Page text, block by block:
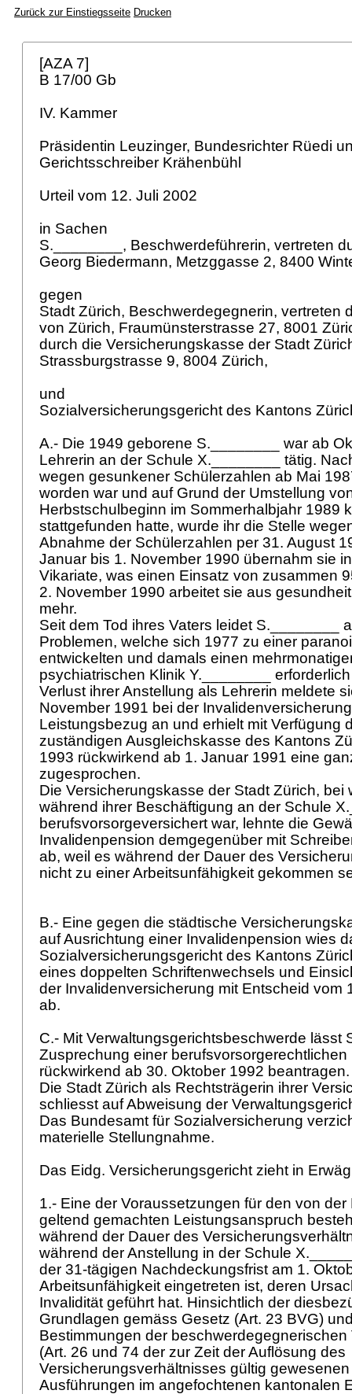
Zurück zur Einstiegsseite Drucken
[AZA 7]
B 17/00 Gb
IV. Kammer
Präsidentin Leuzinger, Bundesrichter Rüedi
Gerichtsschreiber Krähenbühl
Urteil vom 12. Juli 2002
in Sachen
S.________, Beschwerdeführerin, vertreten
Georg Biedermann, Metzggasse 2, 8400
gegen
Stadt Zürich, Beschwerdegegnerin, vertreten
von Zürich, Fraumünsterstrasse 27, 8001
durch die Versicherungskasse der Stadt
Strassburgstrasse 9, 8004 Zürich,
und
Sozialversicherungsgericht des Kantons
A.- Die 1949 geborene S.________ war ab
Lehrerin an der Schule X.________ tätig.
wegen gesunkener Schülerzahlen ab Mai
worden war und auf Grund der Umstellung
Herbstschulbeginn im Sommerhalbjahr 1989
stattgefunden hatte, wurde ihr die Stelle
Abnahme der Schülerzahlen per 31. August
Januar bis 1. November 1990 übernahm sie
Vikariate, was einen Einsatz von zusammen
2. November 1990 arbeitet sie aus
mehr.
Seit dem Tod ihres Vaters leidet S.________
Problemen, welche sich 1977 zu einer
entwickelten und damals einen
psychiatrischen Klinik Y.________
Verlust ihrer Anstellung als Lehrerin meldete
November 1991 bei der
Leistungsbezug an und erhielt mit Verfügung
zuständigen Ausgleichskasse des Kantons
1993 rückwirkend ab 1. Januar 1991 eine
zugesprochen.
Die Versicherungskasse der Stadt Zürich, bei
während ihrer Beschäftigung an der Schule
berufsvorsorgeversichert war, lehnte die
Invalidenpension demgegenüber mit
ab, weil es während der Dauer des
nicht zu einer Arbeitsunfähigkeit gekommen
B.- Eine gegen die städtische
auf Ausrichtung einer Invalidenpension wies
Sozialversicherungsgericht des Kantons
eines doppelten Schriftenwechsels und
der Invalidenversicherung mit Entscheid vom
ab.
C.- Mit Verwaltungsgerichtsbeschwerde lässt
Zusprechung einer berufsvorsorgerechtlichen
rückwirkend ab 30. Oktober 1992
Die Stadt Zürich als Rechtsträgerin ihrer
schliesst auf Abweisung der
Das Bundesamt für Sozialversicherung
materielle Stellungnahme.
Das Eidg. Versicherungsgericht zieht in
1.- Eine der Voraussetzungen für den von
geltend gemachten Leistungsanspruch
während der Dauer des
während der Anstellung in der Schule
der 31-tägigen Nachdeckungsfrist am 1.
Arbeitsunfähigkeit eingetreten ist, deren
Invalidität geführt hat. Hinsichtlich der
Grundlagen gemäss Gesetz (Art. 23 BVG)
Bestimmungen der
(Art. 26 und 74 der zur Zeit der Auflösung des
Versicherungsverhältnisses gültig
Ausführungen im angefochtenen kantonalen